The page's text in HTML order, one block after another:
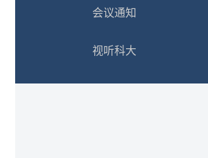
会议通知
视听科大